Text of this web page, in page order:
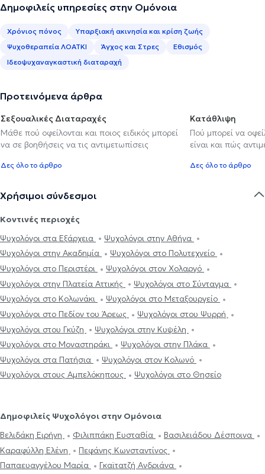
Δημοφιλείς υπηρεσίες στην Ομόνοια
Χρόνιος πόνος
Υπαρξιακή ακινησία και κρίση ζωής
Ψυχοθεραπεία ΛΟΑΤΚΙ
Άγχος και Στρες
Εθισμός
Ιδεοψυχαναγκαστική διαταραχή
Προτεινόμενα άρθρα
Σεξουαλικές Διαταραχές
Μάθε πού οφείλονται και ποιος ειδικός μπορεί
να σε βοηθήσεις να τις αντιμετωπίσεις
Δες όλο το άρθρο
Κατάθλιψη
Πού μπορεί να
είναι και πώς
Δες όλο το άρθρο
Χρήσιμοι σύνδεσμοι
Κοντινές περιοχές
Ψυχολόγοι στα Εξάρχεια
Ψυχολόγοι στην Αθήνα
Ψυχολόγοι στην Ακαδημία
Ψυχολόγοι στο Πολυτεχνείο
Ψυχολόγοι στο Περιστέρι
Ψυχολόγοι στον Χολαργό
Ψυχολόγοι στην Πλατεία Αττικής
Ψυχολόγοι στο Σύνταγμα
Ψυχολόγοι στο Κολωνάκι
Ψυχολόγοι στο Μεταξουργείο
Ψυχολόγοι στο Πεδίον του Άρεως
Ψυχολόγοι στου Ψυρρή
Ψυχολόγοι στου Γκύζη
Ψυχολόγοι στην Κυψέλη
Ψυχολόγοι στο Μοναστηράκι
Ψυχολόγοι στην Πλάκα
Ψυχολόγοι στα Πατήσια
Ψυχολόγοι στον Κολωνό
Ψυχολόγοι στους Αμπελόκηπους
Ψυχολόγοι στο Θησείο
Δημοφιλείς Ψυχολόγοι στην Ομόνοια
Βελιδάκη Ειρήνη
Φιλιππάκη Ευσταθία
Βασιλειάδου Δέσποινα
Καραφύλλη Ελένη
Πεφάνης Κωνσταντίνος
Παπαευαγγέλου Μαρία
Γκαϊτατζή Ανδριάνα